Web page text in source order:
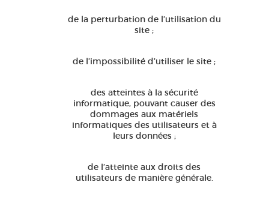
de la perturbation de l’utilisation du
site ;
de l’impossibilité d’utiliser le site ;
des atteintes à la sécurité
informatique, pouvant causer des
dommages aux matériels
informatiques des utilisateurs et à
leurs données ;
de l’atteinte aux droits des
utilisateurs de manière générale.